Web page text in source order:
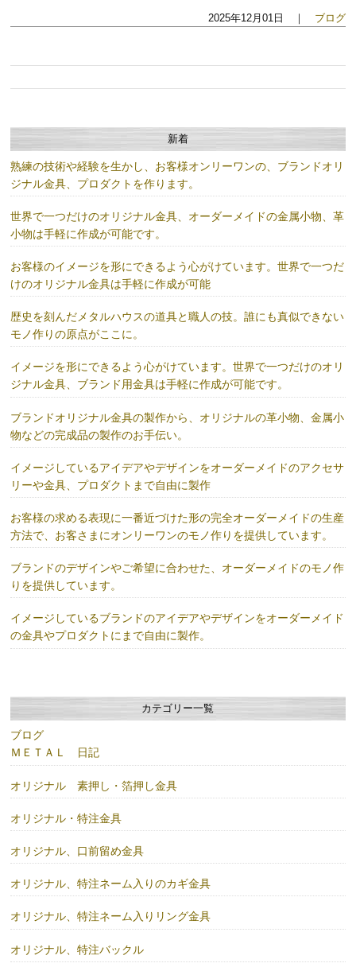
2025年12月01日 ｜ ブログ
新着
熟練の技術や経験を生かし、お客様オンリーワンの、ブランドオリ
ジナル金具、プロダクトを作ります。
世界で一つだけのオリジナル金具、オーダーメイドの金属小物、革
小物は手軽に作成が可能です。
お客様のイメージを形にできるよう心がけています。世界で一つだ
けのオリジナル金具は手軽に作成が可能
歴史を刻んだメタルハウスの道具と職人の技。誰にも真似できない
モノ作りの原点がここに。
イメージを形にできるよう心がけています。世界で一つだけのオリ
ジナル金具、ブランド用金具は手軽に作成が可能です。
ブランドオリジナル金具の製作から、オリジナルの革小物、金属小
物などの完成品の製作のお手伝い。
イメージしているアイデアやデザインをオーダーメイドのアクセサ
リーや金具、プロダクトまで自由に製作
お客様の求める表現に一番近づけた形の完全オーダーメイドの生産
方法で、お客さまにオンリーワンのモノ作りを提供しています。
ブランドのデザインやご希望に合わせた、オーダーメイドのモノ作
りを提供しています。
イメージしているブランドのアイデアやデザインをオーダーメイド
の金具やプロダクトにまで自由に製作。
カテゴリー一覧
ブログ
ＭＥＴＡＬ 日記
オリジナル 素押し・箔押し金具
オリジナル・特注金具
オリジナル、口前留め金具
オリジナル、特注ネーム入りのカギ金具
オリジナル、特注ネーム入りリング金具
オリジナル、特注バックル